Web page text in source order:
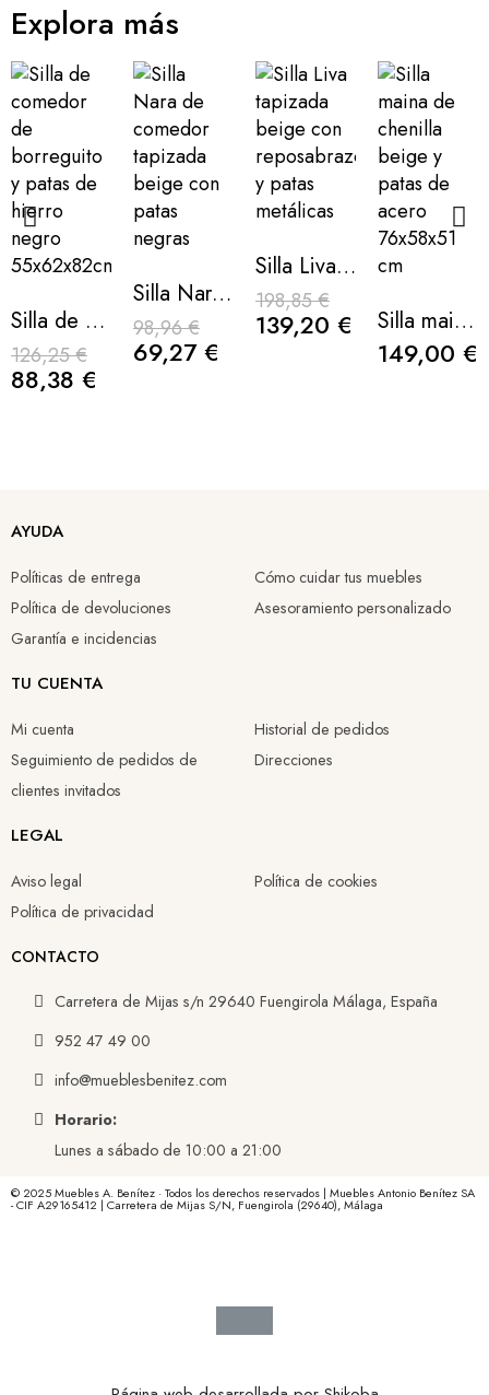
Explora más
Silla de comedor de borreguito y patas de hierro negro 55x62x82cm
126,25 €
88,38 €
Silla Nara de comedor tapizada beige con patas negras
98,96 €
69,27 €
Silla Liva tapizada beige con reposabrazos y patas metálicas
198,85 €
139,20 € Silla maina de chenilla beige y patas de acero 76x58x51 cm
149,00 €
191,78 €
134,25 € 74,24 €
199,64 €
139,75 €
94,50 €
66,15 €
AYUDA
Políticas de entrega
Política de devoluciones
Garantía e incidencias
Cómo cuidar tus muebles
Asesoramiento personalizado
TU CUENTA
Mi cuenta
Seguimiento de pedidos de
clientes invitados
Historial de pedidos
Direcciones
LEGAL
Aviso legal
Política de privacidad
Política de cookies
CONTACTO
Carretera de Mijas s/n 29640 Fuengirola Málaga, España
952 47 49 00
info@mueblesbenitez.com
Horario:
Lunes a sábado de 10:00 a 21:00
© 2025 Muebles A. Benítez · Todos los derechos reservados | Muebles Antonio Benítez SA
- CIF A29165412 | Carretera de Mijas S/N, Fuengirola (29640), Málaga